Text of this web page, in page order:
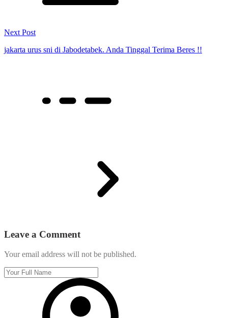
Next Post
jakarta urus sni di Jabodetabek. Anda Tinggal Terima Beres !!
Leave a Comment
Your email address will not be published.